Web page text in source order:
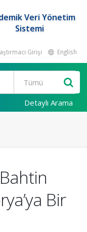
Veri Yönetim
Sistemi
Girişi English
Detaylı Arama
Bir